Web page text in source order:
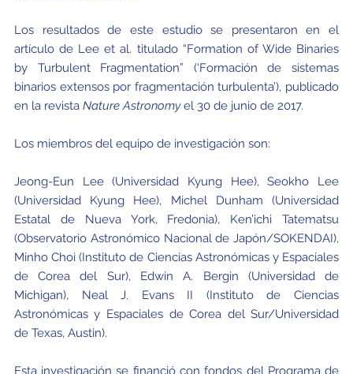
Los resultados de este estudio se presentaron en el
artículo de Lee et al. titulado “Formation of Wide Binaries
by Turbulent Fragmentation” (‘Formación de sistemas
binarios extensos por fragmentación turbulenta’), publicado
en la revista Nature Astronomyel 30 de junio de 2017.
Los miembros del equipo de investigación son:
Jeong-Eun Lee (Universidad Kyung Hee), Seokho Lee
(Universidad Kyung Hee), Michel Dunham (Universidad
Estatal de Nueva York, Fredonia), Ken’ichi Tatematsu
(Observatorio Astronómico Nacional de Japón/SOKENDAI),
Minho Choi (Instituto de Ciencias Astronómicas y Espaciales
de Corea del Sur), Edwin A. Bergin (Universidad de
Michigan), Neal J. Evans II (Instituto de Ciencias
Astronómicas y Espaciales de Corea del Sur/Universidad
de Texas, Austin).
Esta investigación se financió con fondos del Programa de